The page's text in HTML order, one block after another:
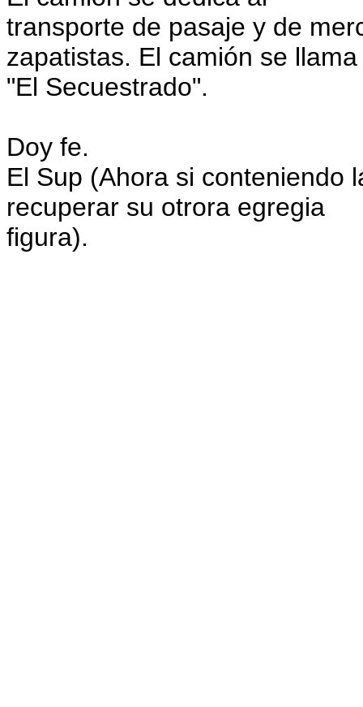
transporte de pasaje y de
zapatistas. El camión se llama
"El Secuestrado".
Doy fe.
El Sup (Ahora si conteniendo
recuperar su otrora egregia
figura).